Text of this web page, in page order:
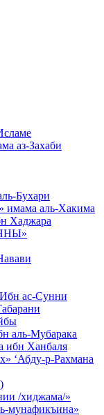
аз-Захаби
Бухари
имама аль-Хакима
Хаджара
Ибн ас-Сунни
аль-Мубарака
ибн Ханбаля
‘Абду-р-Рахмана
/хиджама/»
мунафикъина»